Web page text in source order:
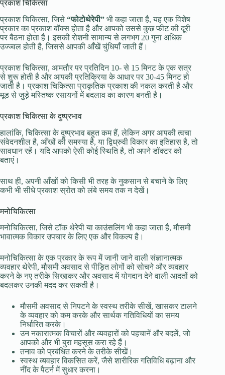
प्रकाश चिकित्सा
प्रकाश चिकित्सा, जिसे “फोटोथेरेपी” भी कहा जाता है, यह एक विशेष
प्रकार का प्रकाश बॉक्स होता है और आपको उससे कुछ फीट की दूरी
पर बैठना होता है। इसकी रोशनी सामान्य से लगभग 20 गुना अधिक
उज्ज्वल होती है, जिससे आपकी आँखें चुंधियाँ जाती हैं।
प्रकाश चिकित्सा, आमतौर पर प्रतिदिन 10- से 15 मिनट के एक सत्र
से शुरू होती है और आपकी प्रतिक्रिया के आधार पर 30-45 मिनट हो
जाती है। प्रकाश चिकित्सा प्राकृतिक प्रकाश की नकल करती है और
मूड से जुड़े मस्तिष्क रसायनों में बदलाव का कारण बनती है।
प्रकाश चिकित्सा के दुष्प्रभाव
हालांकि, चिकित्सा के दुष्प्रभाव बहुत कम हैं, लेकिन अगर आपकी त्वचा
संवेदनशील है, आँखों की समस्या है, या द्विध्रुवी विकार का इतिहास है, तो
सावधान रहें। यदि आपको ऐसी कोई स्थिति है, तो अपने डॉक्टर को
बताएं।
साथ ही, अपनी आँखों को किसी भी तरह के नुकसान से बचाने के लिए
कभी भी सीधे प्रकाश स्रोत को लंबे समय तक न देखें।
मनोचिकित्सा
मनोचिकित्सा, जिसे टॉक थेरेपी या काउंसलिंग भी कहा जाता है, मौसमी
भावात्मक विकार उपचार के लिए एक और विकल्प है।
मनोचिकित्सा के एक प्रकार के रूप में जानी जाने वाली संज्ञानात्मक
व्यवहार थेरेपी, मौसमी अवसाद से पीड़ित लोगों को सोचने और व्यवहार
करने के नए तरीके सिखाकर और अवसाद में योगदान देने वाली आदतों को
बदलकर उनकी मदद कर सकती है।
मौसमी अवसाद से निपटने के स्वस्थ तरीके सीखें, खासकर टालने
के व्यवहार को कम करके और सार्थक गतिविधियों का समय
निर्धारित करके।
उन नकारात्मक विचारों और व्यवहारों को पहचानें और बदलें, जो
आपको और भी बुरा महसूस करा रहे हैं।
तनाव को प्रबंधित करने के तरीके सीखें।
स्वस्थ व्यवहार विकसित करें, जैसे शारीरिक गतिविधि बढ़ाना और
नींद के पैटर्न में सुधार करना।